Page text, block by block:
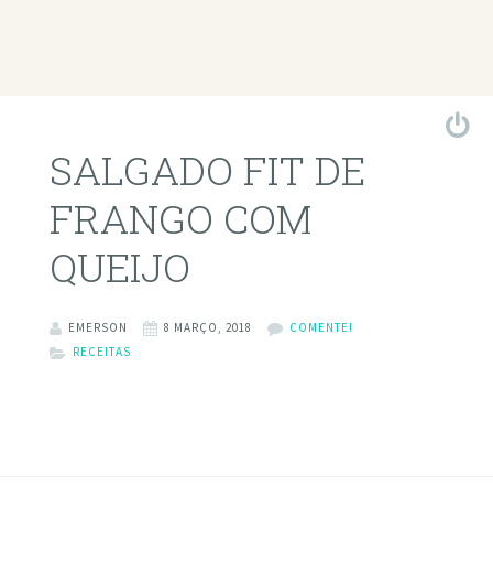
SALGADO FIT DE
FRANGO COM
QUEIJO
EMERSON 8 MARÇO, 2018
COMENTE!
RECEITAS